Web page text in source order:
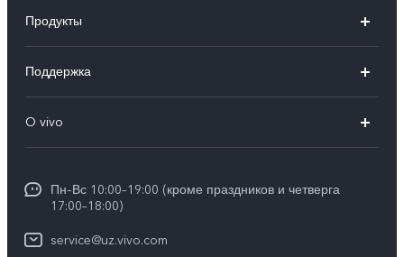
Продукты
V50 Lite
Y29
Поддержка
Funtouch OS
Сервисные центры
IMEI аутентификация
O vivo
Пресс Центр
Карьера в vivo
Пн–Вс 10:00–19:00 (кроме праздников и четверга
17:00–18:00)
service@uz.vivo.com